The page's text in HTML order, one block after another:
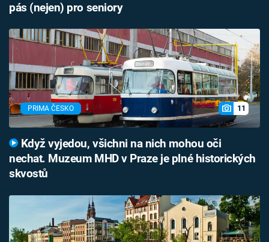
pás (nejen) pro seniory
PRIMA ČESKO 11
Když vyjedou, všichni na nich mohou oči
nechat. Muzeum MHD v Praze je plné historických
skvostů